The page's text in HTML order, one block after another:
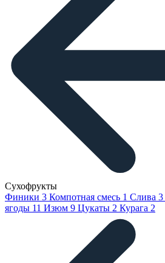
Сухофрукты
Финики 3 Компотная смесь 1 Слива 3
ягоды 11 Изюм 9 Цукаты 2 Курага 2